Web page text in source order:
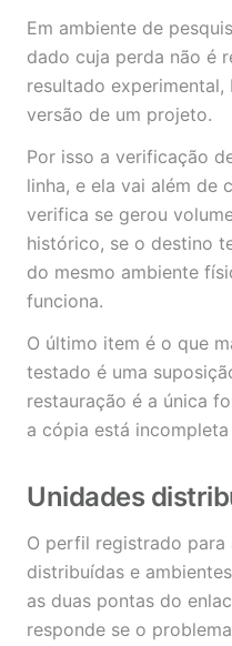
Em ambiente de
dado cuja perda não é
resultado
versão de um projeto.
Por isso a verificação
linha, e ela vai além de
verifica se gerou
histórico, se o destino
do mesmo ambiente
funciona.
O último item é o que
testado é uma
restauração é a única
a cópia está
Unidades
O perfil registrado para
distribuídas e
as duas pontas do
responde se o